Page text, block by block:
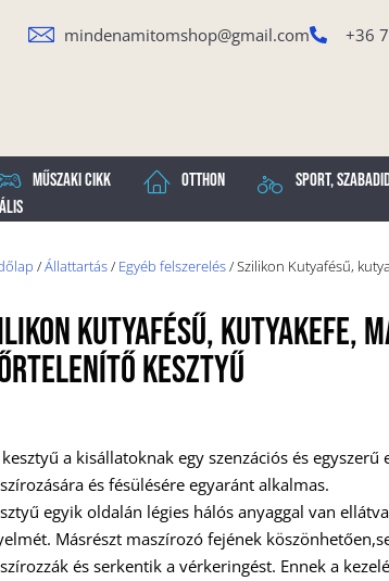
mindenamitomshop@gmail.com +36
Műszaki cikk Otthon Sport,
/Állattartás/ Egyéb felszerelés/ Szilikon Kutyafésű,
Kutyafésű, Kutyakefe,
Kesztyű
kesztyű a kisállatoknak egy szenzációs és egyszerű
és fésülésére egyaránt alkalmas.
egyik oldalán légies hálós anyaggal van
Másrészt maszírozó fejének
és serkentik a vérkeringést. Ennek a